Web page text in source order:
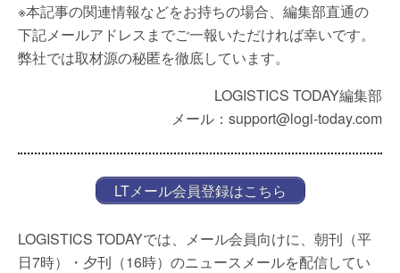
※本記事の関連情報などをお持ちの場合、編集部直通の
下記メールアドレスまでご一報いただければ幸いです。
弊社では取材源の秘匿を徹底しています。
LOGISTICS TODAY編集部
メール：support@logi-today.com
LTメール会員登録はこちら
LOGISTICS TODAYでは、メール会員向けに、朝刊（平
日7時）・夕刊（16時）のニュースメールを配信してい